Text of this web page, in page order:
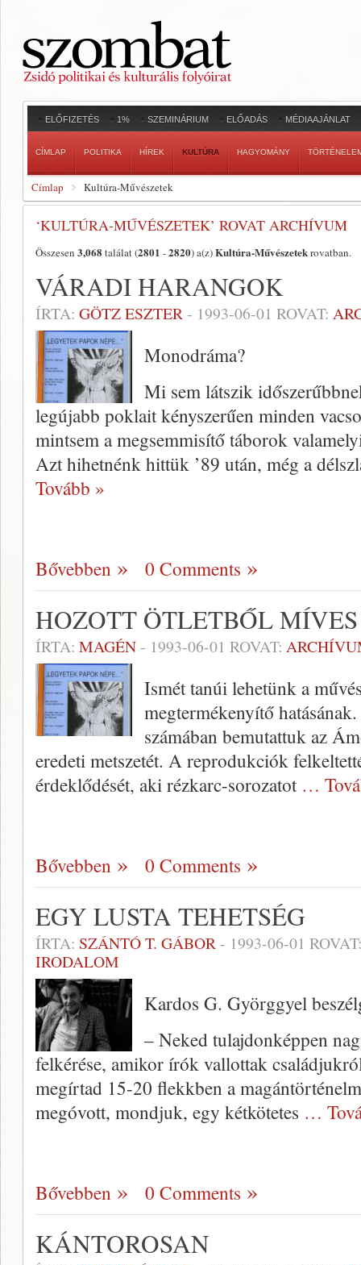
ELŐFIZETÉS 1% SZEMINÁRIUM ELŐADÁS MÉDIAAJÁNLAT
CÍMLAP POLITIKA HÍREK KULTÚRA HAGYOMÁNY
Címlap Kultúra-Művészetek
‘KULTÚRA-MŰVÉSZETEK’ ROVAT ARCHÍVUM
Összesen 3,068 találat (2801 -2820) a(z)Kultúra-Művészetekrovatban.
VÁRADI HARANGOK
ÍRTA: GÖTZ ESZTER- 1993-06-01 ROVAT:
Monodráma?
Mi sem látszik
legújabb poklait kényszerűen minden
mintsem a megsemmisítő táborok
Azt hihetnénk hittük ’89 után, még a
Tovább »
Bővebben 0 Comments
HOZOTT ÖTLETBŐL
ÍRTA: MAGÉN- 1993-06-01 ROVAT:
Ismét tanúi lehetünk a
megtermékenyítő
számában bemutattuk az
eredeti metszetét. A reprodukciók
érdeklődését, aki rézkarc-sorozatot …
Bővebben 0 Comments
EGY LUSTA TEHETSÉG
ÍRTA: SZÁNTÓ T. GÁBOR- 1993-06-01
IRODALOM
Kardos G. Györggyel
– Neked tulajdonképpen
felkérése, amikor írók vallottak
megírtad 15-20 flekkben a
megóvott, mondjuk, egy kétkötetes …
Bővebben 0 Comments
KÁNTOROSAN